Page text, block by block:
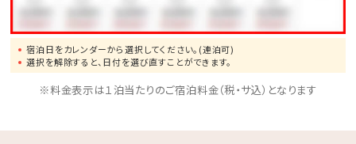
宿泊日をカレンダーから選択してください。(連泊可)
選択を解除すると、日付を選び直すことができます。
※料金表示は１泊当たりのご宿泊料金（税・サ込）となります